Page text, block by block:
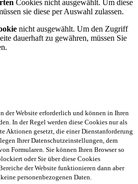
Cookies nicht ausgewählt. Um diese
sie diese per Auswahl zulassen.
nicht ausgewählt. Um den Zugriff
dauerhaft zu gewähren, müssen Sie
der Website erforderlich und können in Ihren
In der Regel werden diese Cookies nur als
Aktionen gesetzt, die einer Dienstanforderung
Ihrer Datenschutzeinstellungen, dem
Formularen. Sie können Ihren Browser so
oder Sie über diese Cookies
der Website funktionieren dann aber
personenbezogenen Daten.